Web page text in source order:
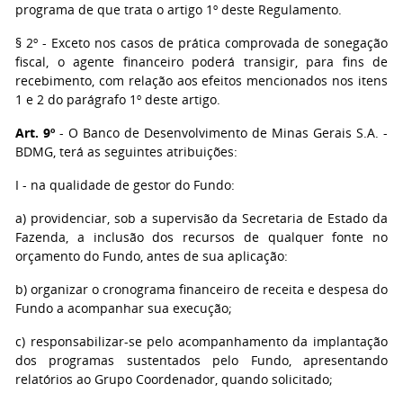
programa de que trata o artigo 1º deste Regulamento.
§ 2º - Exceto nos casos de prática comprovada de sonegação
fiscal, o agente financeiro poderá transigir, para fins de
recebimento, com relação aos efeitos mencionados nos itens
1 e 2 do parágrafo 1º deste artigo.
Art. 9º - O Banco de Desenvolvimento de Minas Gerais S.A. -
BDMG, terá as seguintes atribuições:
I - na qualidade de gestor do Fundo:
a) providenciar, sob a supervisão da Secretaria de Estado da
Fazenda, a inclusão dos recursos de qualquer fonte no
orçamento do Fundo, antes de sua aplicação:
b) organizar o cronograma financeiro de receita e despesa do
Fundo a acompanhar sua execução;
c) responsabilizar-se pelo acompanhamento da implantação
dos programas sustentados pelo Fundo, apresentando
relatórios ao Grupo Coordenador, quando solicitado;